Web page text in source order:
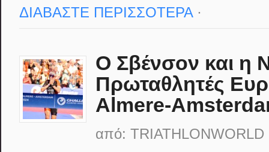
ΔΙΑΒΑΣΤΕ ΠΕΡΙΣΣΟΤΕΡΑ·
Ο Σβένσον και η
Πρωταθλητές
Almere-
από: TRIATHLONWORLD